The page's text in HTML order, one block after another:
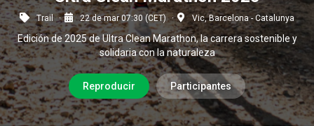
Trail 22 de mar 07:30 (CET) Vic, Barcelona - Catalunya
Edición de 2025 de Ultra Clean Marathon, la carrera sostenible y
solidaria con la naturaleza
Reproducir Participantes